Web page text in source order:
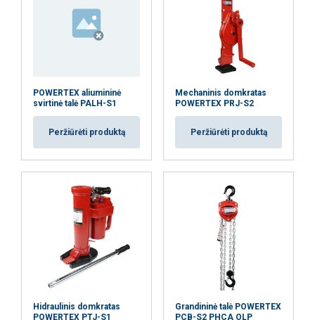
POWERTEX aliumininė
svirtinė talė PALH-S1
Peržiūrėti produktą
Mechaninis domkratas
POWERTEX PRJ-S2
Peržiūrėti produktą
Hidraulinis domkratas
POWERTEX PTJ-S1
Grandininė talė POWERTEX
PCB-S2 PHCA OLP